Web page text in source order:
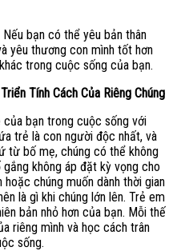
bạn có thể yêu bản thân
yêu thương con mình tốt hơn
trong cuộc sống của bạn.
Tính Cách Của Riêng Chúng
bạn trong cuộc sống với
trẻ là con người độc nhất, và
từ bố mẹ, chúng có thể không
không áp đặt kỳ vọng cho
chúng muốn dành thời gian
là gì khi chúng lớn lên. Trẻ em
bản nhỏ hơn của bạn. Mỗi thế
riêng mình và học cách trân
sống.